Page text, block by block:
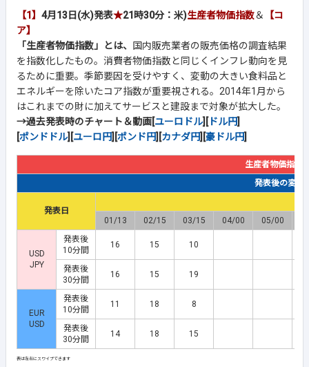
【1】 4月13日(水)発表★21時30分：米)生産者物価指数＆
【コ
ア】
「生産者物価指数」とは、
国内販売業者の販売価格の調査結果
を指数化したもの。消費者物価指数と同じくインフレ動向を見
るために重要。季節要因を受けやすく、変動の大きい食料品と
エネルギーを除いたコア指数が重要視される。2014年1月から
はこれまでの財に加えてサービスと建設まで対象が拡大した。
→過去発表時のチャート＆動画[ユーロドル][ ドル円]
[ポンドドル][ユーロ円][ポンド円][カナダ円][豪ドル円]
生産者物価指数
発表後の変動
発表日
01/13
02/15 03/15 04/00 05/00
USD
JPY
発表後
10分間
16 15 10
発表後
30分間
16 15 19
EUR
USD
発表後
10分間
11 18 8
発表後
30分間
14 18 15